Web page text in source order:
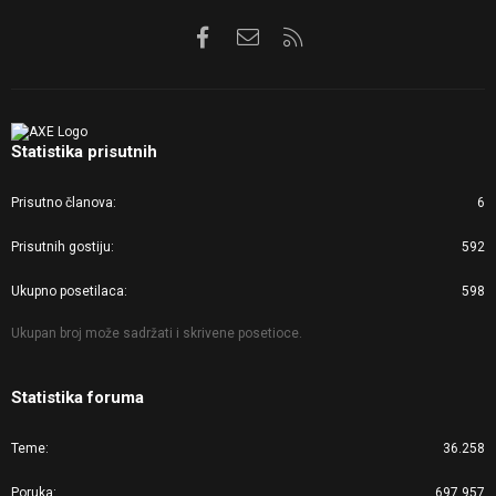
FacebookKontaktirajte nas
Statistika prisutnih
Prisutno članova 6
Prisutnih gostiju 592
Ukupno posetilaca 598
Ukupan broj može sadržati i skrivene posetioce.
Statistika foruma
Teme 36.258
Poruka 697.957